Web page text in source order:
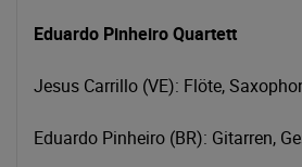
Eduardo Pinheiro Quartett
Jesus Carrillo (VE): Flöte,
Eduardo Pinheiro (BR): Gitarren,